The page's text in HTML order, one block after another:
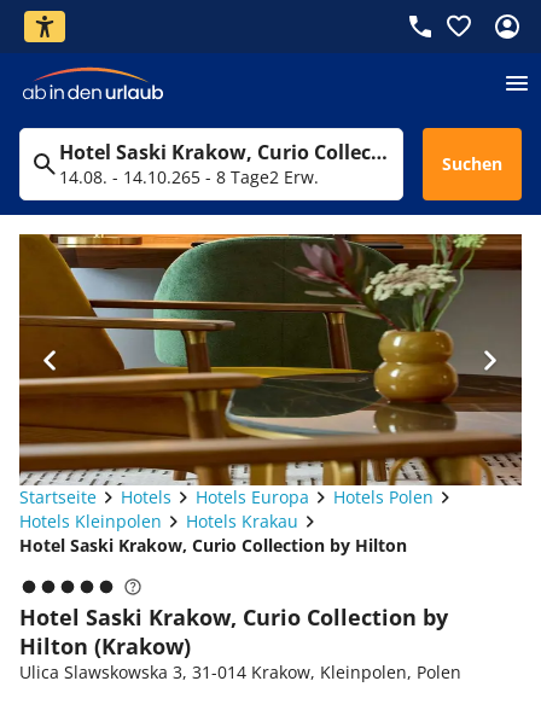
Hotel Saski Krakow, Curio Collection by Hilton
14.08. - 14.10.265 - 8 Tage2 Erw.
Suchen
Startseite Hotels Hotels Europa
Hotels Polen
Hotels Kleinpolen
Hotels Krakau
Hotel Saski Krakow, Curio Collection by Hilton
Hotel Saski Krakow, Curio Collection by
Hilton (Krakow)
Ulica Slawskowska 3, 31-014 Krakow, Kleinpolen, Polen